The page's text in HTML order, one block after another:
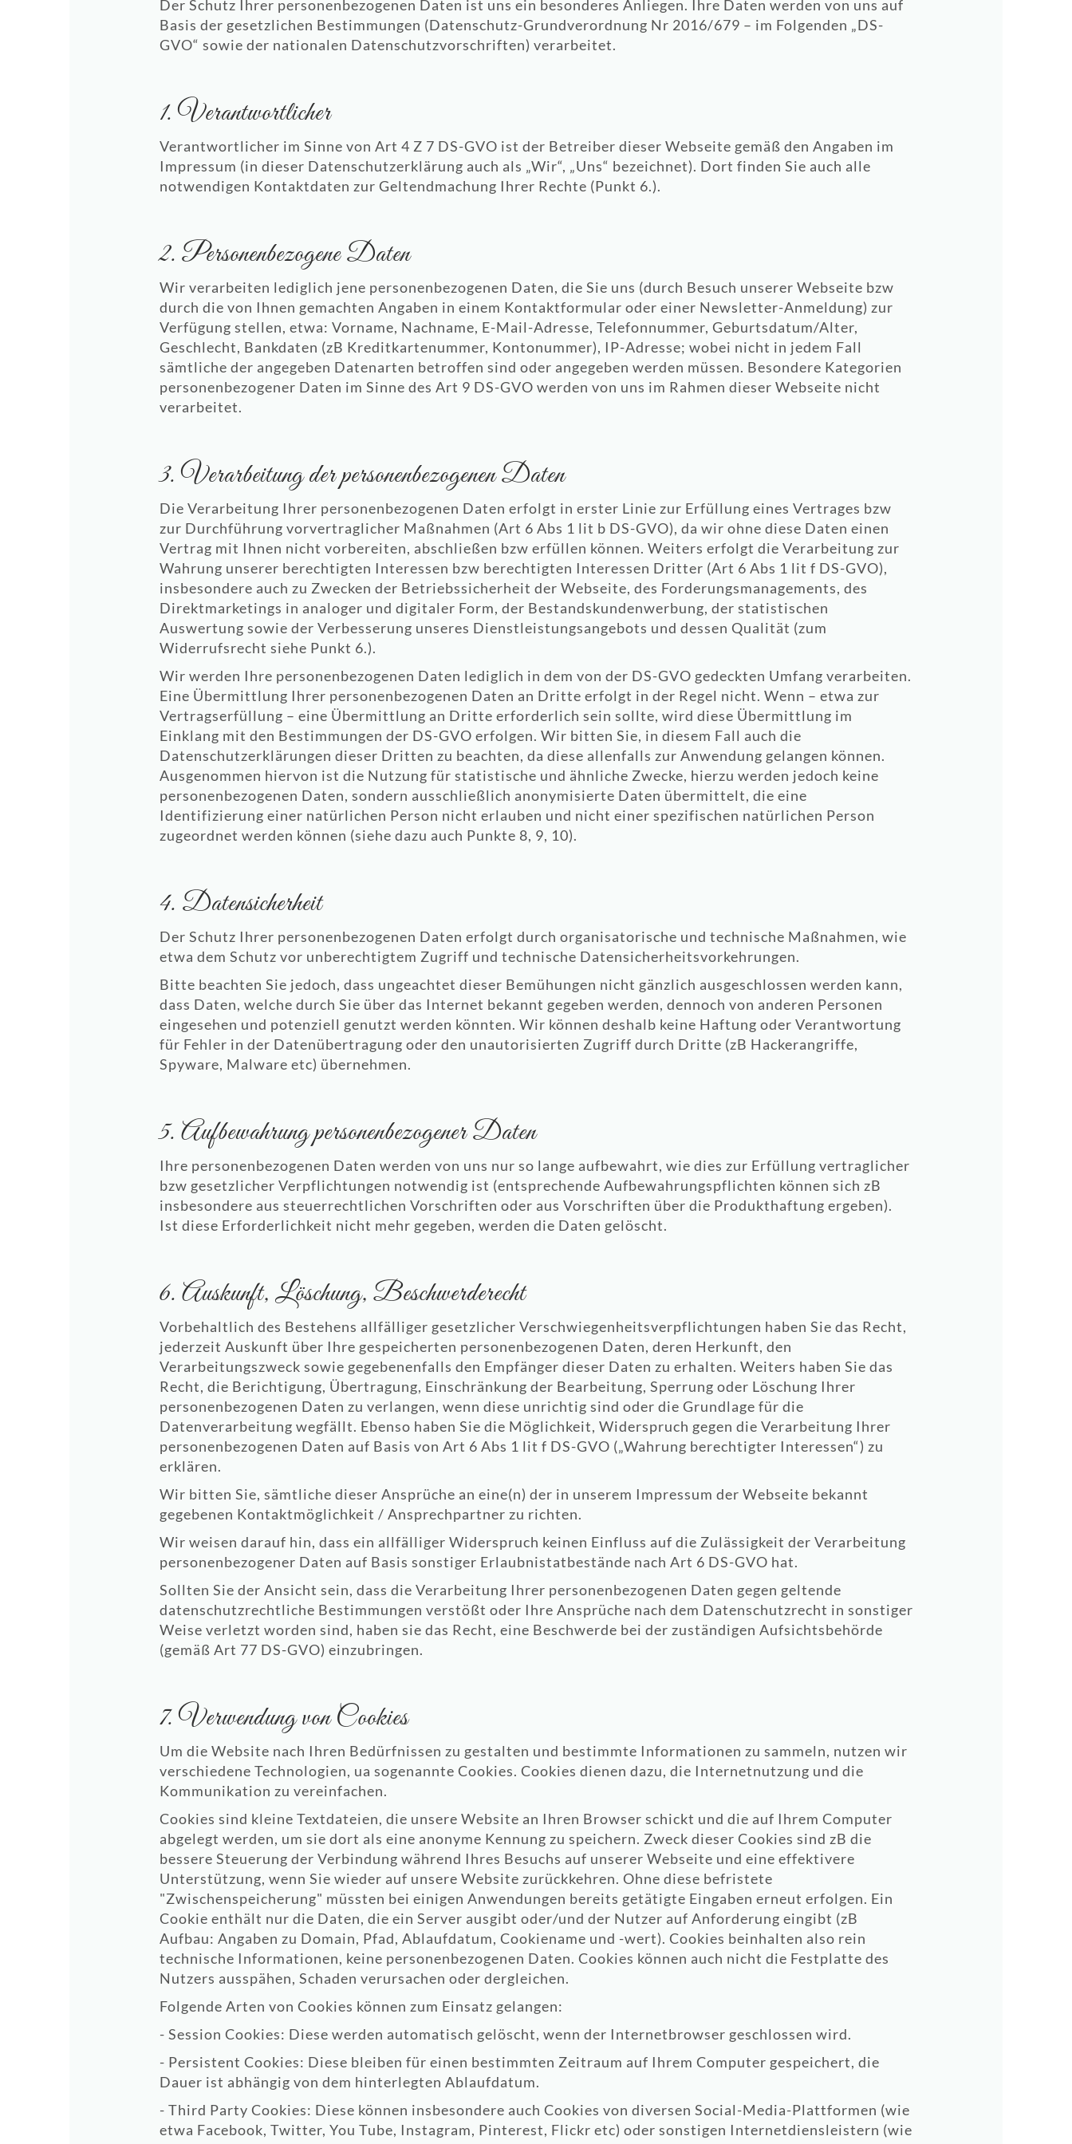
Der Schutz Ihrer personenbezogenen Daten ist uns ein besonderes Anliegen. Ihre Daten werden von uns auf
Basis der gesetzlichen Bestimmungen (Datenschutz-Grundverordnung Nr 2016/679 – im Folgenden „DS-
GVO“ sowie der nationalen Datenschutzvorschriften) verarbeitet.
1. Verantwortlicher
Verantwortlicher im Sinne von Art 4 Z 7 DS-GVO ist der Betreiber dieser Webseite gemäß den Angaben im
Impressum (in dieser Datenschutzerklärung auch als „Wir“, „Uns“ bezeichnet). Dort finden Sie auch alle
notwendigen Kontaktdaten zur Geltendmachung Ihrer Rechte (Punkt 6.).
2. Personenbezogene Daten
Wir verarbeiten lediglich jene personenbezogenen Daten, die Sie uns (durch Besuch unserer Webseite bzw
durch die von Ihnen gemachten Angaben in einem Kontaktformular oder einer Newsletter-Anmeldung) zur
Verfügung stellen, etwa: Vorname, Nachname, E-Mail-Adresse, Telefonnummer, Geburtsdatum/Alter,
Geschlecht, Bankdaten (zB Kreditkartenummer, Kontonummer), IP-Adresse; wobei nicht in jedem Fall
sämtliche der angegeben Datenarten betroffen sind oder angegeben werden müssen. Besondere Kategorien
personenbezogener Daten im Sinne des Art 9 DS-GVO werden von uns im Rahmen dieser Webseite nicht
verarbeitet.
3. Verarbeitung der personenbezogenen Daten
Die Verarbeitung Ihrer personenbezogenen Daten erfolgt in erster Linie zur Erfüllung eines Vertrages bzw
zur Durchführung vorvertraglicher Maßnahmen (Art 6 Abs 1 lit b DS-GVO), da wir ohne diese Daten einen
Vertrag mit Ihnen nicht vorbereiten, abschließen bzw erfüllen können. Weiters erfolgt die Verarbeitung zur
Wahrung unserer berechtigten Interessen bzw berechtigten Interessen Dritter (Art 6 Abs 1 lit f DS-GVO),
insbesondere auch zu Zwecken der Betriebssicherheit der Webseite, des Forderungsmanagements, des
Direktmarketings in analoger und digitaler Form, der Bestandskundenwerbung, der statistischen
Auswertung sowie der Verbesserung unseres Dienstleistungsangebots und dessen Qualität (zum
Widerrufsrecht siehe Punkt 6.).
Wir werden Ihre personenbezogenen Daten lediglich in dem von der DS-GVO gedeckten Umfang verarbeiten.
Eine Übermittlung Ihrer personenbezogenen Daten an Dritte erfolgt in der Regel nicht. Wenn – etwa zur
Vertragserfüllung – eine Übermittlung an Dritte erforderlich sein sollte, wird diese Übermittlung im
Einklang mit den Bestimmungen der DS-GVO erfolgen. Wir bitten Sie, in diesem Fall auch die
Datenschutzerklärungen dieser Dritten zu beachten, da diese allenfalls zur Anwendung gelangen können.
Ausgenommen hiervon ist die Nutzung für statistische und ähnliche Zwecke, hierzu werden jedoch keine
personenbezogenen Daten, sondern ausschließlich anonymisierte Daten übermittelt, die eine
Identifizierung einer natürlichen Person nicht erlauben und nicht einer spezifischen natürlichen Person
zugeordnet werden können (siehe dazu auch Punkte 8, 9, 10).
4. Datensicherheit
Der Schutz Ihrer personenbezogenen Daten erfolgt durch organisatorische und technische Maßnahmen, wie
etwa dem Schutz vor unberechtigtem Zugriff und technische Datensicherheitsvorkehrungen.
Bitte beachten Sie jedoch, dass ungeachtet dieser Bemühungen nicht gänzlich ausgeschlossen werden kann,
dass Daten, welche durch Sie über das Internet bekannt gegeben werden, dennoch von anderen Personen
eingesehen und potenziell genutzt werden könnten. Wir können deshalb keine Haftung oder Verantwortung
für Fehler in der Datenübertragung oder den unautorisierten Zugriff durch Dritte (zB Hackerangriffe,
Spyware, Malware etc) übernehmen.
5. Aufbewahrung personenbezogener Daten
Ihre personenbezogenen Daten werden von uns nur so lange aufbewahrt, wie dies zur Erfüllung vertraglicher
bzw gesetzlicher Verpflichtungen notwendig ist (entsprechende Aufbewahrungspflichten können sich zB
insbesondere aus steuerrechtlichen Vorschriften oder aus Vorschriften über die Produkthaftung ergeben).
Ist diese Erforderlichkeit nicht mehr gegeben, werden die Daten gelöscht.
6. Auskunft, Löschung, Beschwerderecht
Vorbehaltlich des Bestehens allfälliger gesetzlicher Verschwiegenheitsverpflichtungen haben Sie das Recht,
jederzeit Auskunft über Ihre gespeicherten personenbezogenen Daten, deren Herkunft, den
Verarbeitungszweck sowie gegebenenfalls den Empfänger dieser Daten zu erhalten. Weiters haben Sie das
Recht, die Berichtigung, Übertragung, Einschränkung der Bearbeitung, Sperrung oder Löschung Ihrer
personenbezogenen Daten zu verlangen, wenn diese unrichtig sind oder die Grundlage für die
Datenverarbeitung wegfällt. Ebenso haben Sie die Möglichkeit, Widerspruch gegen die Verarbeitung Ihrer
personenbezogenen Daten auf Basis von Art 6 Abs 1 lit f DS-GVO („Wahrung berechtigter Interessen“) zu
erklären.
Wir bitten Sie, sämtliche dieser Ansprüche an eine(n) der in unserem Impressum der Webseite bekannt
gegebenen Kontaktmöglichkeit / Ansprechpartner zu richten.
Wir weisen darauf hin, dass ein allfälliger Widerspruch keinen Einfluss auf die Zulässigkeit der Verarbeitung
personenbezogener Daten auf Basis sonstiger Erlaubnistatbestände nach Art 6 DS-GVO hat.
Sollten Sie der Ansicht sein, dass die Verarbeitung Ihrer personenbezogenen Daten gegen geltende
datenschutzrechtliche Bestimmungen verstößt oder Ihre Ansprüche nach dem Datenschutzrecht in sonstiger
Weise verletzt worden sind, haben sie das Recht, eine Beschwerde bei der zuständigen Aufsichtsbehörde
(gemäß Art 77 DS-GVO) einzubringen.
7. Verwendung von Cookies
Um die Website nach Ihren Bedürfnissen zu gestalten und bestimmte Informationen zu sammeln, nutzen wir
verschiedene Technologien, ua sogenannte Cookies. Cookies dienen dazu, die Internetnutzung und die
Kommunikation zu vereinfachen.
Cookies sind kleine Textdateien, die unsere Website an Ihren Browser schickt und die auf Ihrem Computer
abgelegt werden, um sie dort als eine anonyme Kennung zu speichern. Zweck dieser Cookies sind zB die
bessere Steuerung der Verbindung während Ihres Besuchs auf unserer Webseite und eine effektivere
Unterstützung, wenn Sie wieder auf unsere Website zurückkehren. Ohne diese befristete
"Zwischenspeicherung" müssten bei einigen Anwendungen bereits getätigte Eingaben erneut erfolgen. Ein
Cookie enthält nur die Daten, die ein Server ausgibt oder/und der Nutzer auf Anforderung eingibt (zB
Aufbau: Angaben zu Domain, Pfad, Ablaufdatum, Cookiename und -wert). Cookies beinhalten also rein
technische Informationen, keine personenbezogenen Daten. Cookies können auch nicht die Festplatte des
Nutzers ausspähen, Schaden verursachen oder dergleichen.
Folgende Arten von Cookies können zum Einsatz gelangen:
- Session Cookies: Diese werden automatisch gelöscht, wenn der Internetbrowser geschlossen wird.
- Persistent Cookies: Diese bleiben für einen bestimmten Zeitraum auf Ihrem Computer gespeichert, die
Dauer ist abhängig von dem hinterlegten Ablaufdatum.
- Third Party Cookies: Diese können insbesondere auch Cookies von diversen Social-Media-Plattformen (wie
etwa Facebook, Twitter, You Tube, Instagram, Pinterest, Flickr etc) oder sonstigen Internetdiensleistern (wie